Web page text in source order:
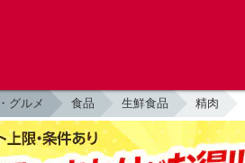
グルメ 食品 生鮮食品 精肉